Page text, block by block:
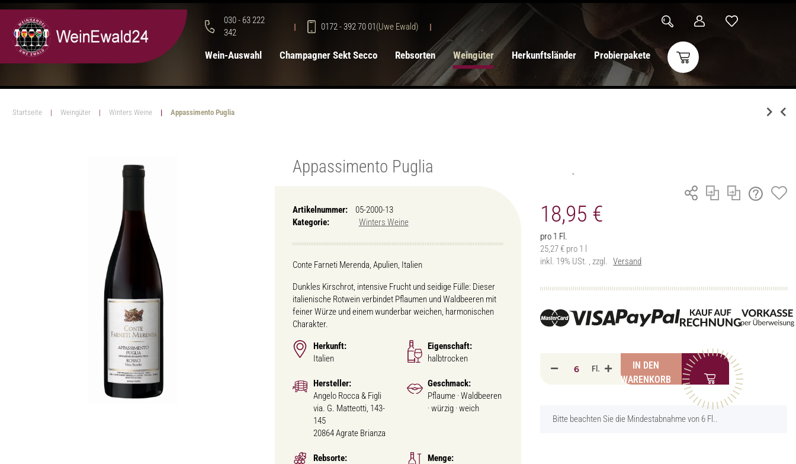
030 - 63 222
342
0172 - 392 70 01(Uwe Ewald)
Wein-Auswahl Champagner Sekt Secco Rebsorten Weingüter Herkunftsländer Probierpakete
Startseite Weingüter Winters Weine Appassimento Puglia
Appassimento Puglia
Artikelnummer:
05-2000-13
Kategorie:
Winters Weine
Conte Farneti Merenda, Apulien, Italien
Dunkles Kirschrot, intensive Frucht und seidige Fülle: Dieser
italienische Rotwein verbindet Pflaumen und Waldbeeren mit
feiner Würze und einem wunderbar weichen, harmonischen
Charakter.
Herkunft:
Italien
Eigenschaft:
halbtrocken
Hersteller:
Angelo Rocca & Figli
via. G. Matteotti, 143-
145
20864 Agrate Brianza
Geschmack:
Pflaume · Waldbeeren
· würzig · weich
Rebsorte:
Menge:
18,95 €
pro 1 Fl.
25,27 € pro 1 l
inkl. 19% USt. , zzgl. Versand
Fl.
IN DEN
WARENKORB
x
Bitte beachten Sie die Mindestabnahme von 6 Fl..